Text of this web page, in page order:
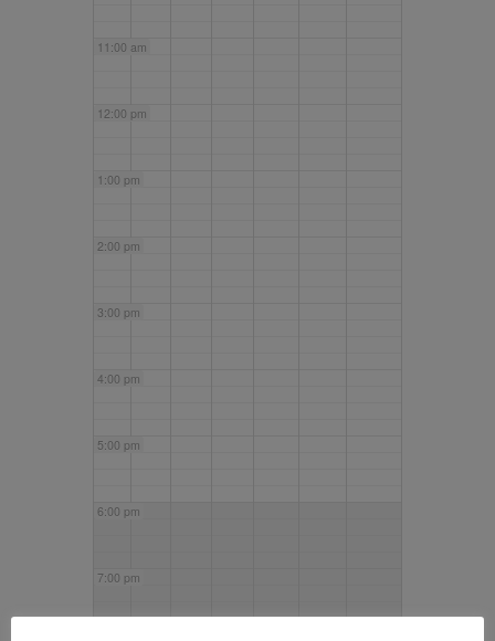
11:00 am
12:00 pm
1:00 pm
2:00 pm
3:00 pm
4:00 pm
5:00 pm
6:00 pm
7:00 pm